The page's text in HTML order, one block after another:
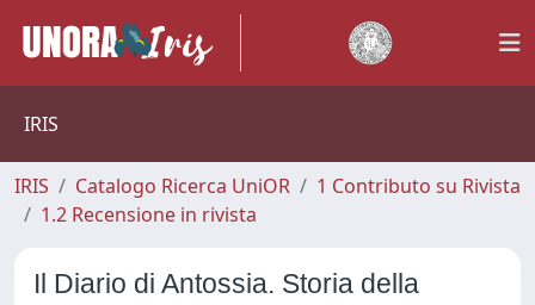
IRIS
IRIS Catalogo Ricerca UniOR
1 Contributo su Rivista
1.2 Recensione in rivista
Il Diario di Antossia. Storia della